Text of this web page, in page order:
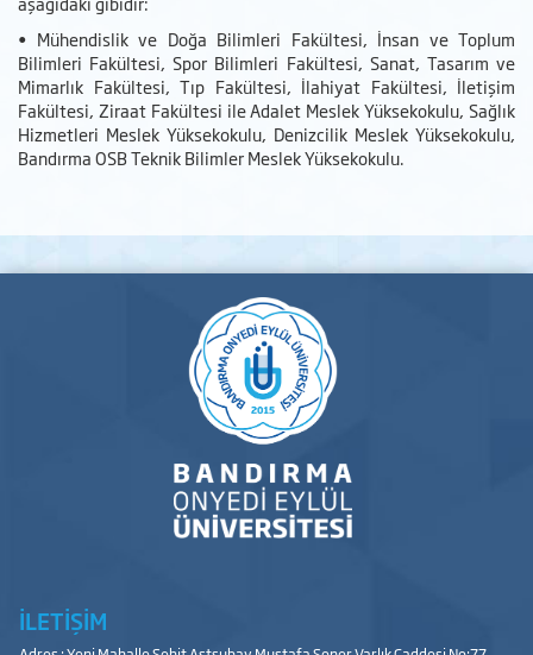
• Mühendislik ve Doğa Bilimleri Fakültesi, İnsan ve Toplum
Bilimleri Fakültesi, Spor Bilimleri Fakültesi, Sanat, Tasarım ve
Mimarlık Fakültesi, Tıp Fakültesi, İlahiyat Fakültesi, İletişim
Fakültesi, Ziraat Fakültesi ile Adalet Meslek Yüksekokulu, Sağlık
Hizmetleri Meslek Yüksekokulu, Denizcilik Meslek Yüksekokulu,
Bandırma OSB Teknik Bilimler Meslek Yüksekokulu.
İLETİŞİM